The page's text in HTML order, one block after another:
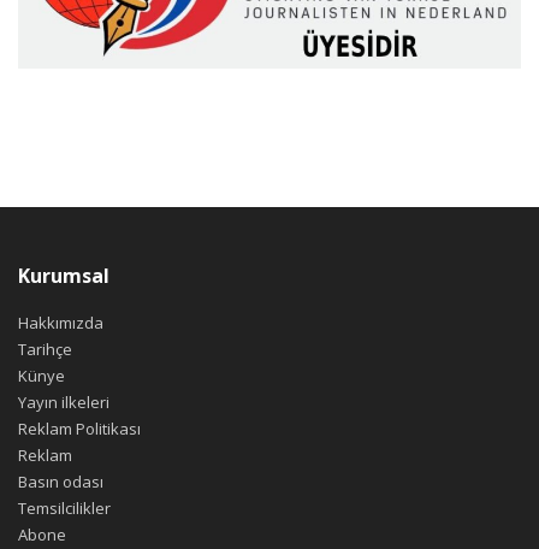
Kurumsal
Hakkımızda
Tarihçe
Künye
Yayın ilkeleri
Reklam Politikası
Reklam
Basın odası
Temsilcilikler
Abone